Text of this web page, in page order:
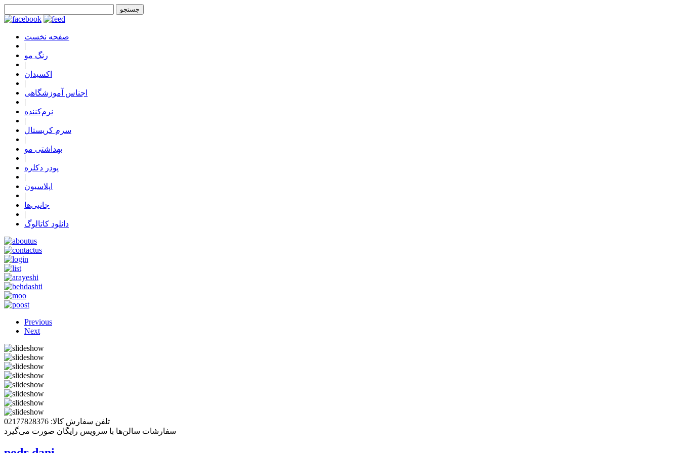
صفحه نخست
|
رنگ مو
|
اکسیدان
|
اجناس آموزشگاهی
|
نرم‌کننده
|
سرم کریستال
|
بهداشتی مو
|
پودر دکلره
|
اپلاسیون
|
جانبی‌ها
|
دانلود کاتالوگ
Previous
Next
تلفن سفارش کالا: 02177828376
سفارشات سالن‌ها با سرویس رایگان صورت می‌گیرد